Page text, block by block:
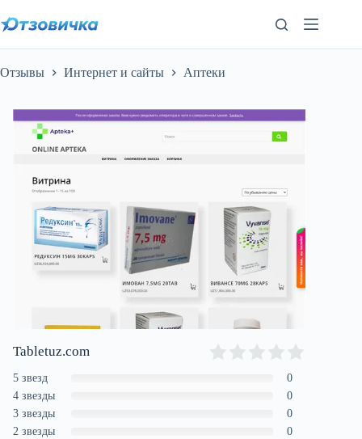
к
сути
Отзывы Интернет и сайты Аптеки
Tabletuz.com
5 звезд
0
4 звезды
0
3 звезды
0
2 звезды
0